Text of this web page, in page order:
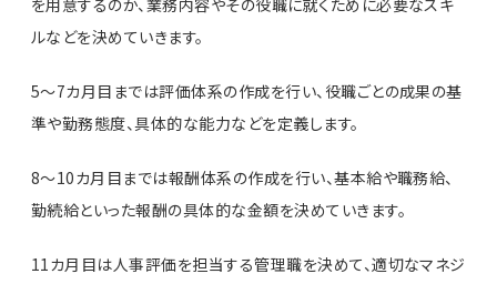
を用意するのか、業務内容やその役職に就くために必要なスキ
ルなどを決めていきます。
5～7カ月目までは評価体系の作成を行い、役職ごとの成果の基
準や勤務態度、具体的な能力などを定義します。
8～10カ月目までは報酬体系の作成を行い、基本給や職務給、
勤続給といった報酬の具体的な金額を決めていきます。
11カ月目は人事評価を担当する管理職を決めて、適切なマネジ